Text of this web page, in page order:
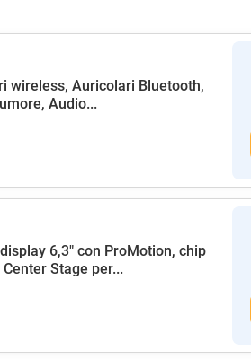
wireless, Auricolari Bluetooth,
Audio...
6,3" con ProMotion, chip
Stage per...